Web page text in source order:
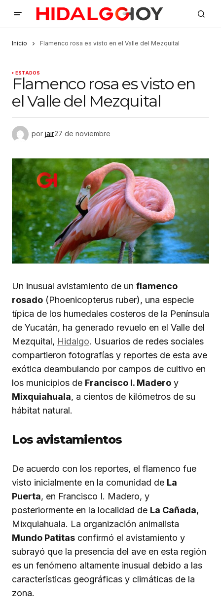
Inicio Flamenco rosa es visto en el Valle del Mezquital
ESTADOS
Flamenco rosa es visto en
el Valle del Mezquital
por jair27 de noviembre
Un inusual avistamiento de un flamenco
rosado (Phoenicopterus ruber), una especie
típica de los humedales costeros de la Península
de Yucatán, ha generado revuelo en el Valle del
Mezquital, Hidalgo. Usuarios de redes sociales
compartieron fotografías y reportes de esta ave
exótica deambulando por campos de cultivo en
los municipios de Francisco I. Madero y
Mixquiahuala, a cientos de kilómetros de su
hábitat natural.
Los avistamientos
De acuerdo con los reportes, el flamenco fue
visto inicialmente en la comunidad de La
Puerta, en Francisco I. Madero, y
posteriormente en la localidad de La Cañada,
Mixquiahuala. La organización animalista
Mundo Patitas confirmó el avistamiento y
subrayó que la presencia del ave en esta región
es un fenómeno altamente inusual debido a las
características geográficas y climáticas de la
zona.